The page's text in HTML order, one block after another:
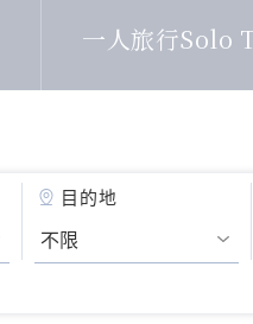
一人旅行Solo
目的地